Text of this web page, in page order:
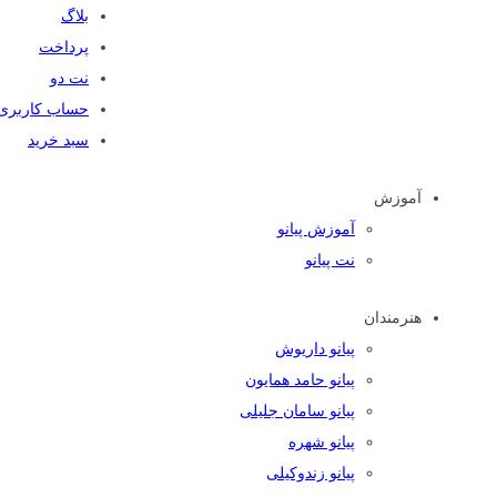
بلاگ
پرداخت
نت دو
حساب
سبد خرید
آموزش
آموزش پیانو
نت پیانو
هنرمندان
پیانو داریوش
پیانو حامد همایون
پیانو سامان جلیلی
پیانو شهره
پیانو زندوکیلی